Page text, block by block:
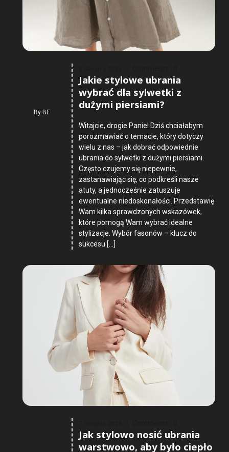
ByBF
Jakie stylowe ubrania
wybrać dla sylwetki z
dużymi piersiami?
Witajcie, drogie Panie! Dziś chciałabym
porozmawiać o temacie, który dotyczy
wielu z nas – jak dobrać odpowiednie
ubrania do sylwetki z dużymi piersiami.
Często czujemy się niepewnie,
zastanawiając się, co podkreśli nasze
atuty, a jednocześnie zatuszuje
ewentualne niedoskonałości. Przedstawię
Wam kilka sprawdzonych wskazówek,
które pomogą Wam wybrać idealne
stylizacje. Wybór fasonów – klucz do
sukcesu […]
Jak stylowo nosić ubrania
warstwowo, aby było ciepło